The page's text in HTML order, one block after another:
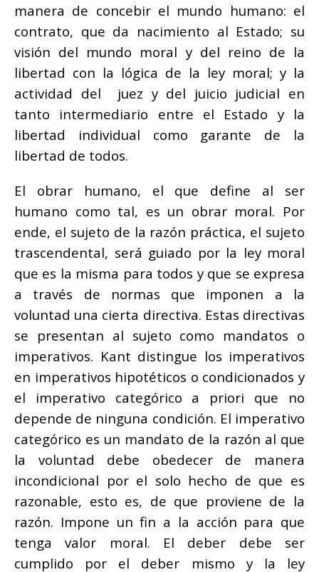
manera de concebir el mundo humano: el
contrato, que da nacimiento al Estado; su
visión del mundo moral y del reino de la
libertad con la lógica de la ley moral; y la
actividad del juez y del juicio judicial en
tanto intermediario entre el Estado y la
libertad individual como garante de la
libertad de todos.
El obrar humano, el que define al ser
humano como tal, es un obrar moral. Por
ende, el sujeto de la razón práctica, el sujeto
trascendental, será guiado por la ley moral
que es la misma para todos y que se expresa
a través de normas que imponen a la
voluntad una cierta directiva. Estas directivas
se presentan al sujeto como mandatos o
imperativos. Kant distingue los imperativos
en imperativos hipotéticos o condicionados y
el imperativo categórico a priori que no
depende de ninguna condición. El imperativo
categórico es un mandato de la razón al que
la voluntad debe obedecer de manera
incondicional por el solo hecho de que es
razonable, esto es, de que proviene de la
razón. Impone un fin a la acción para que
tenga valor moral. El deber debe ser
cumplido por el deber mismo y la ley